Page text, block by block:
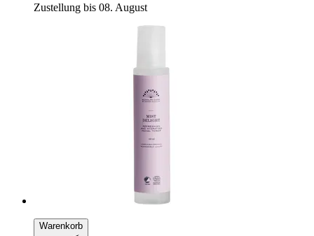
Zustellung bis 08. August
Warenkorb